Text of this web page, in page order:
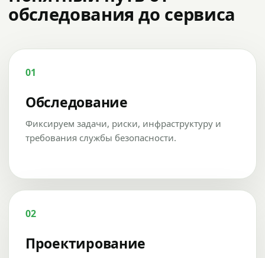
обследования до сервиса
01
Обследование
Фиксируем задачи, риски, инфраструктуру и
требования службы безопасности.
02
Проектирование